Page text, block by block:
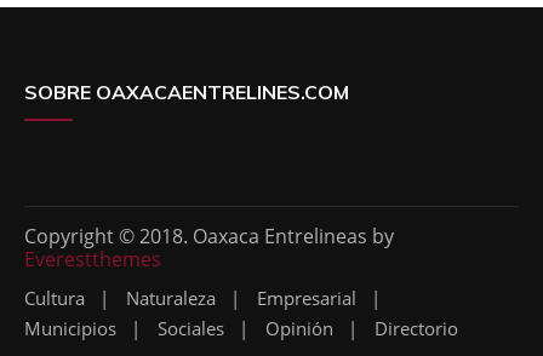
SOBRE OAXACAENTRELINES.COM
Copyright © 2018. Oaxaca Entrelineas by
Everestthemes
Cultura Naturaleza
Empresarial
Municipios
Sociales Opinión Directorio